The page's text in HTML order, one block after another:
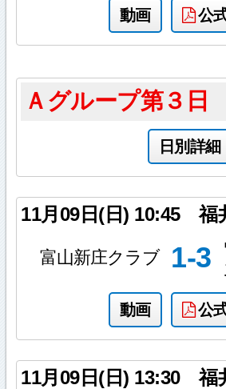
動画 公
Ａグループ第３日
日別詳細
11月09日(日) 10:45福
富山新庄クラブ 1-3
動画 公
11月09日(日) 13:30福